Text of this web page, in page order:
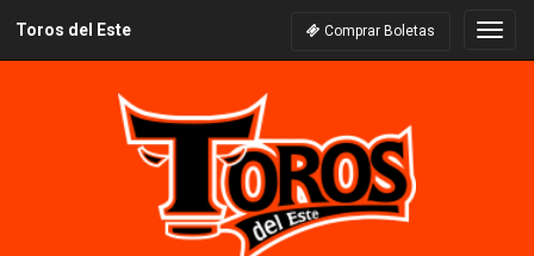
Toros del Este Comprar Boletas